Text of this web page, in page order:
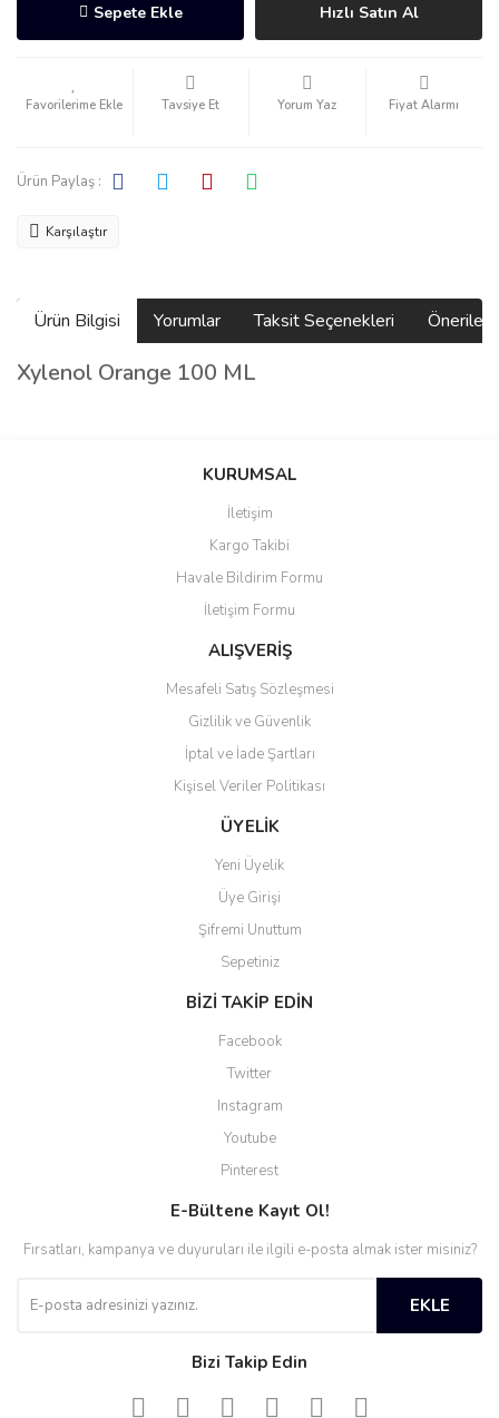
Sepete Ekle Hızlı Satın Al
Tavsiye Et Yorum Yaz Fiyat Alarmı
Ürün Paylaş :
Karşılaştır
Ürün Bilgisi Yorumlar Taksit Seçenekleri
Xylenol Orange 100 ML
Bu ürüne ilk yorumu siz yapın!
Ürün resmi kalitesiz, bozuk veya görüntülenemiyor.
Ürün açıklamasında eksik bilgiler bulunuyor.
Ürün bilgilerinde hatalar bulunuyor.
Ürün fiyatı diğer sitelerden daha pahalı.
Gönder
KURUMSAL
İletişim
Kargo Takibi
Havale Bildirim Formu
İletişim Formu
ALIŞVERİŞ
Mesafeli Satış Sözleşmesi
Gizlilik ve Güvenlik
İptal ve İade Şartları
Kişisel Veriler Politikası
ÜYELİK
Yeni Üyelik
Üye Girişi
Şifremi Unuttum
Sepetiniz
BİZİ TAKİP EDİN
Facebook
Twitter
Instagram
Youtube
Pinterest
E-Bültene Kayıt Ol!
Fırsatları, kampanya ve duyuruları ile ilgili e-posta almak ister misiniz?
EKLE
Bizi Takip Edin